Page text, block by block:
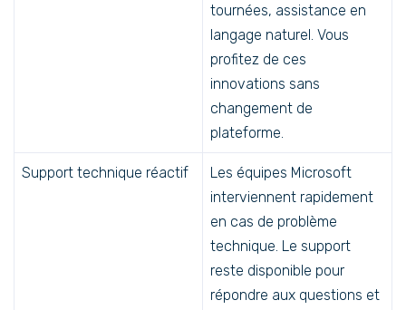
tournées, assistance en
langage naturel. Vous
profitez de ces
innovations sans
changement de
plateforme.
Support technique réactif
Les équipes Microsoft
interviennent rapidement
en cas de problème
technique. Le support
reste disponible pour
répondre aux questions et